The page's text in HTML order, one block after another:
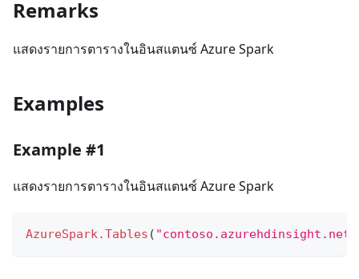
Remarks
แสดงรายการตารางในอินสแตนซ์ Azure Spark
Examples
Example #1
แสดงรายการตารางในอินสแตนซ์ Azure Spark
AzureSpark.Tables ( "contoso.azurehdinsight.net"